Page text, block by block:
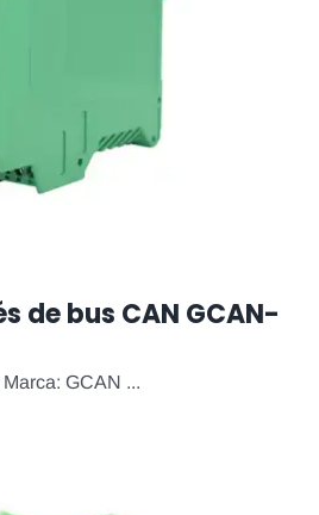
de bus CAN GCAN-
GCAN ...